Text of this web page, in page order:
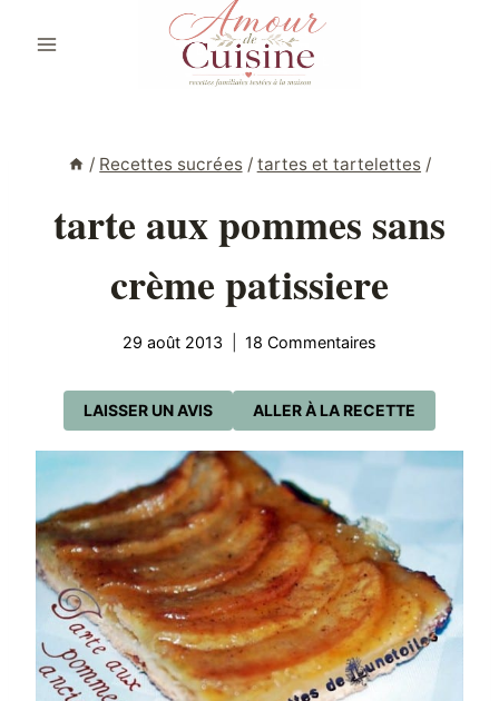
/ Recettes sucrées / tartes et tartelettes /
tarte aux pommes sans
crème patissiere
29 août 2013 18 Commentaires
ALLER À LA RECETTE
LAISSER UN AVIS